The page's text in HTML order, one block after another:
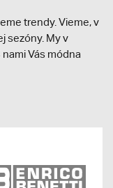
trendy. Vieme, v
sezóny. My v
Vás módna